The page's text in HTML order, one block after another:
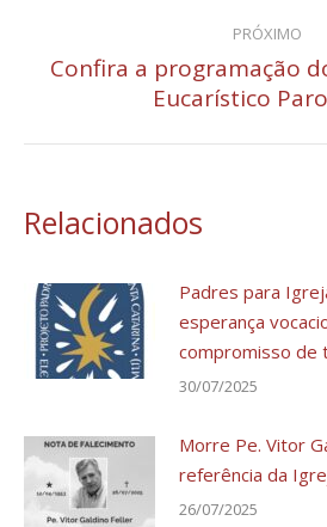
PRÓXIMO
post:
Confira a programação
Eucarístico
Relacionados
Padres para
esperança
compromisso de
30/07/2025
Morre Pe. Vitor
referência da
26/07/2025